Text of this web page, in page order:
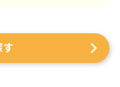
、月間アクセス数を
、月間問い合
4〜5件まで成長。
格取得を目指し医
国
職 資格取得
す